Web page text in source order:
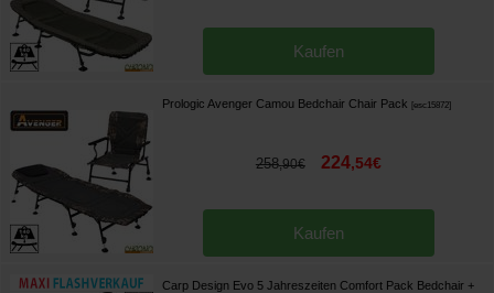
Kaufen
Prologic Avenger Camou Bedchair Chair Pack [esc15872]
258,90€ 224,54€
Kaufen
Carp Design Evo 5 Jahreszeiten Comfort Pack Bedchair +